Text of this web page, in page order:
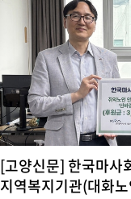
[고양신문] 한국마사
지역복지기관(대화